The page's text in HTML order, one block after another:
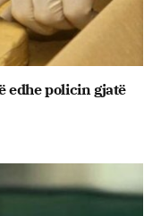
edhe policin gjatë